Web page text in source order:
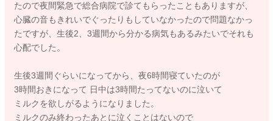
たので夜間緊急で総合病院で診てもらったこともありますが、
心臓の音もきれいでぐったりもしていなかったので問題なかっ
たですが、生後2、3週間から分かる病気もあるみたいでそれも
心配でした。
生後3週間ぐらいになってから、夜6時間寝ていたのが
3時間おきになって 日中は3時間たってないのに泣いて
ミルクを欲しがるようになりました。
ミルクのみ終わったあとに泣くことはないので